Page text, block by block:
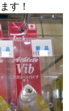
す！